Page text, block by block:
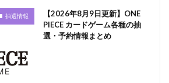
抽選情報
【2026年8月9日更新】ONE
PIECE カードゲーム各種の抽
選・予約情報まとめ